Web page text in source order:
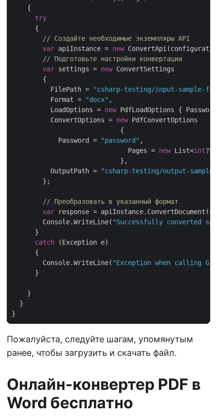
    {
try
      {
// Создайте необходимые экземпляры API
var apiInstance = new
// Подготовьте настройки конвертации
var settings = new ConvertSettings
        {
          FilePath =
"csharp-testing/input-sample-
          Format =
"docx" ,
          LoadOptions =
new PdfLoadOptions {
          ConvertOptions =
new PdfConvertOptions
            Password =
"password" ,
			      Pages =
new List<int?>
          OutputPath =
"csharp-testing/output-
        };
// Преобразовать в указанный формат
var response = apiInstance.ConvertDocument(
        Console.WriteLine(
"Successfully converted
      }
catch (Exception e)
      {
        Console.WriteLine(
"Exception when calling
      }
    }
  }
Пожалуйста, следуйте шагам, упомянутым
ранее, чтобы загрузить и скачать файл.
Онлайн-конвертер PDF в
Word бесплатно